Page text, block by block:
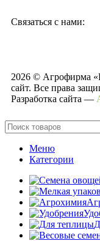
Связаться с нами:
2026 ©
сайт. Все права
Разработка сайта —
Меню
Категории